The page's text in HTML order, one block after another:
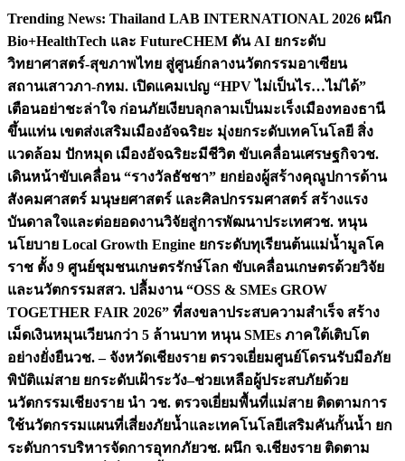
Skip
content
Trending News: Thailand LAB INTERNATIONAL 2026 ผนึก
Bio+HealthTech และ FutureCHEM ดัน AI ยกระดับ
วิทยาศาสตร์-สุขภาพไทย สู่ศูนย์กลางนวัตกรรมอาเซียน
สถานเสาวภา-กทม. เปิดแคมเปญ “HPV ไม่เป็นไร…ไม่ได้”
เตือนอย่าชะล่าใจ ก่อนภัยเงียบลุกลามเป็นมะเร็งเมืองทองธานี
ขึ้นแท่น เขตส่งเสริมเมืองอัจฉริยะ มุ่งยกระดับเทคโนโลยี สิ่ง
แวดล้อม ปักหมุด เมืองอัจฉริยะมีชีวิต ขับเคลื่อนเศรษฐกิจวช.
เดินหน้าขับเคลื่อน “รางวัลธัชชา” ยกย่องผู้สร้างคุณูปการด้าน
สังคมศาสตร์ มนุษยศาสตร์ และศิลปกรรมศาสตร์ สร้างแรง
บันดาลใจและต่อยอดงานวิจัยสู่การพัฒนาประเทศวช. หนุน
นโยบาย Local Growth Engine ยกระดับทุเรียนต้นแม่น้ำมูลโค
ราช ตั้ง 9 ศูนย์ชุมชนเกษตรรักษ์โลก ขับเคลื่อนเกษตรด้วยวิจัย
และนวัตกรรมสสว. ปลื้มงาน “OSS & SMEs GROW
TOGETHER FAIR 2026” ที่สงขลาประสบความสำเร็จ สร้าง
เม็ดเงินหมุนเวียนกว่า 5 ล้านบาท หนุน SMEs ภาคใต้เติบโต
อย่างยั่งยืนวช. – จังหวัดเชียงราย ตรวจเยี่ยมศูนย์โดรนรับมือภัย
พิบัติแม่สาย ยกระดับเฝ้าระวัง–ช่วยเหลือผู้ประสบภัยด้วย
นวัตกรรมเชียงราย นำ วช. ตรวจเยี่ยมพื้นที่แม่สาย ติดตามการ
ใช้นวัตกรรมแผนที่เสี่ยงภัยน้ำและเทคโนโลยีเสริมคันกั้นน้ำ ยก
ระดับการบริหารจัดการอุทกภัยวช. ผนึก จ.เชียงราย ติดตาม